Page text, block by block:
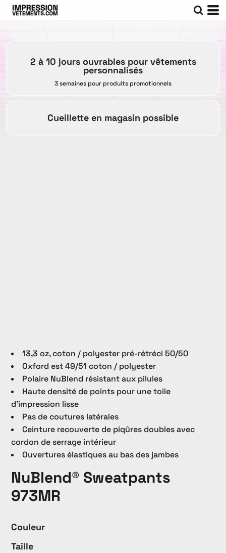
2 à 10 jours ouvrables pour vêtements
personnalisés
3 semaines pour produits promotionnels
Cueillette en magasin possible
13,3 oz, coton / polyester pré-rétréci 50/50
Oxford est 49/51 coton / polyester
Polaire NuBlend résistant aux pilules
Haute densité de points pour une toile
d'impression lisse
Pas de coutures latérales
Ceinture recouverte de piqûres doubles avec
cordon de serrage intérieur
Ouvertures élastiques au bas des jambes
NuBlend® Sweatpants
973MR
Couleur
Taille